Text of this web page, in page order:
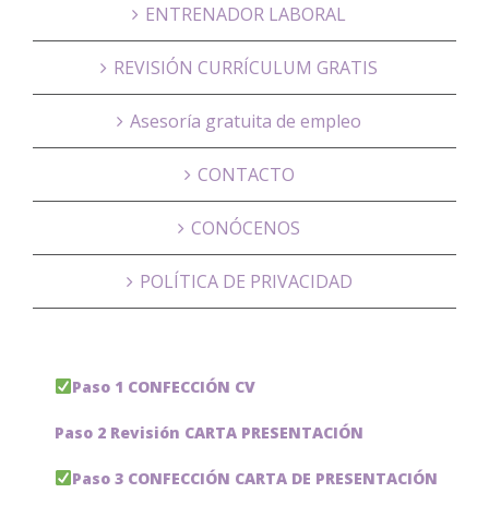
ENTRENADOR LABORAL
REVISIÓN CURRÍCULUM GRATIS
Asesoría gratuita de empleo
CONTACTO
CONÓCENOS
POLÍTICA DE PRIVACIDAD
Paso 1 CONFECCIÓN CV
Paso 2 Revisión CARTA PRESENTACIÓN
Paso 3 CONFECCIÓN CARTA DE PRESENTACIÓN